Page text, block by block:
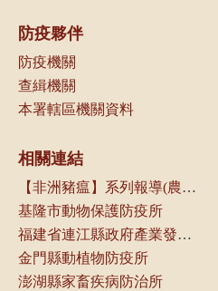
防疫夥伴
防疫機關
查緝機關
本署轄區機關資料
相關連結
【非洲豬瘟】系列報導(農傳媒)
基隆市動物保護防疫所
福建省連江縣政府產業發展處
金門縣動植物防疫所
澎湖縣家畜疾病防治所